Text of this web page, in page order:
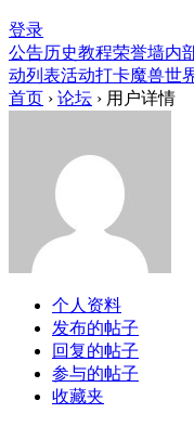
登录
公告历史教程荣誉墙内
动列表活动打卡魔兽世
首页 › 论坛 › 用户详情
个人资料
发布的帖子
回复的帖子
参与的帖子
收藏夹